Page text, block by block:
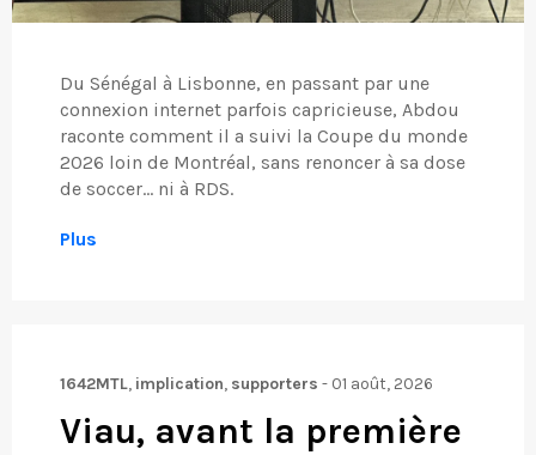
Du Sénégal à Lisbonne, en passant par une
connexion internet parfois capricieuse, Abdou
raconte comment il a suivi la Coupe du monde
2026 loin de Montréal, sans renoncer à sa dose
de soccer… ni à RDS.
Plus
1642MTL, implication, supporters - 01 août, 2026
Viau, avant la première